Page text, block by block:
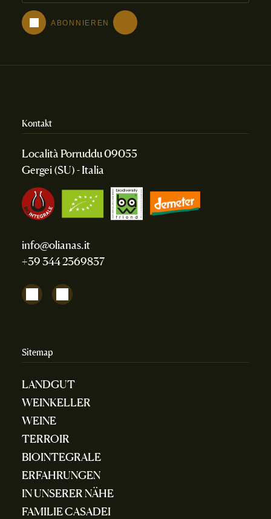
Kontakt
Località Porruddu 09055
Gergei (SU) - Italia
info@olianas.it
+39 344 2369837
Sitemap
LANDGUT
WEINKELLER
WEINE
TERROIR
BIOINTEGRALE
ERFAHRUNGEN
IN UNSERER NÄHE
FAMILIE CASADEI